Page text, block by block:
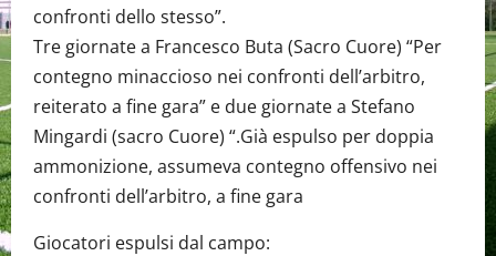
confronti dello stesso”.
Tre giornate a Francesco Buta (Sacro Cuore) “Per
contegno minaccioso nei confronti dell’arbitro,
reiterato a fine gara” e due giornate a Stefano
Mingardi (sacro Cuore) “.Già espulso per doppia
ammonizione, assumeva contegno offensivo nei
confronti dell’arbitro, a fine gara
Giocatori espulsi dal campo: